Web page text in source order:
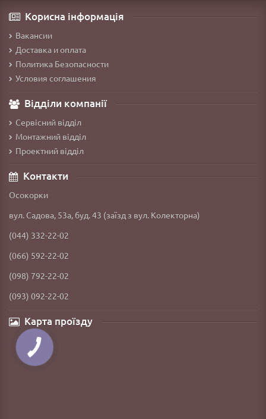
Корисна інформація
Вакансии
Доставка и оплата
Политика Безопасности
Условия соглашения
Відділи компанії
Сервісний відділ
Монтажний відділ
Проектний відділ
Контакти
Осокорки
вул. Садова, 53а, буд. 43 (заїзд з вул. Колекторна)
(044) 332-22-02
(066) 592-22-02
(098) 792-22-02
(093) 092-22-02
Карта проїзду